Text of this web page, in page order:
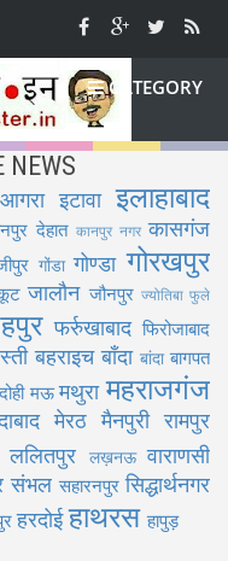
CATEGORY
NEWS
आगरा इटावा इलाहाबाद
देहात कानपुर नगर कासगंज
गोंडा गोण्डा गोरखपुर
जालौन जौनपुर ज्योतिबा फुले
फर्रुखाबाद फिरोजाबाद
बहराइच बाँदा बांदा बागपत
मऊ मथुरा महराजगंज
मेरठ मैनपुरी रामपुर
ललितपुर लख़नऊ वाराणसी
संभल सहारनपुर सिद्धार्थनगर
हरदोई हाथरस हापुड़